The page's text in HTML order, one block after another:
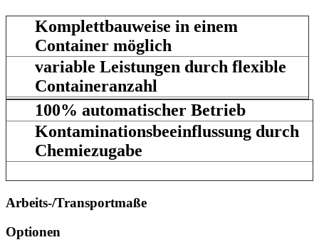
Komplettbauweise in einem
Container möglich
variable Leistungen durch flexible
Containeranzahl
100% automatischer Betrieb
Kontaminationsbeeinflussung durch
Chemiezugabe
Arbeits-/Transportmaße
Optionen